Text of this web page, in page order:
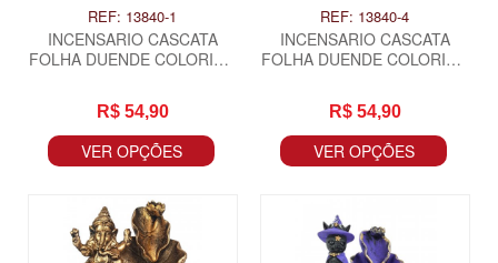
REF: 13840-1
INCENSARIO CASCATA
FOLHA DUENDE COLORIDO
R$ 54,90
VER OPÇÕES
REF: 13840-4
INCENSARIO CASCATA
FOLHA DUENDE COLORIDO
R$ 54,90
VER OPÇÕES